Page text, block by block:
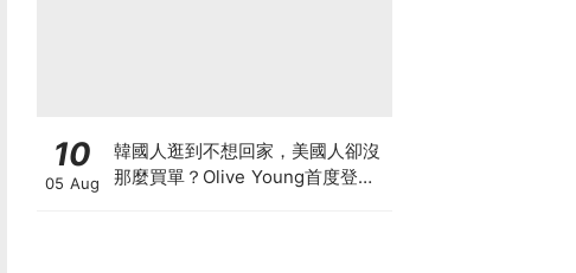
10
05 Aug
韓國人逛到不想回家，美國人卻沒
那麼買單？Olive Young首度登陸